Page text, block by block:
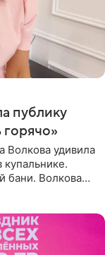
публику
горячо»
Волкова удивила
бани. Волкова